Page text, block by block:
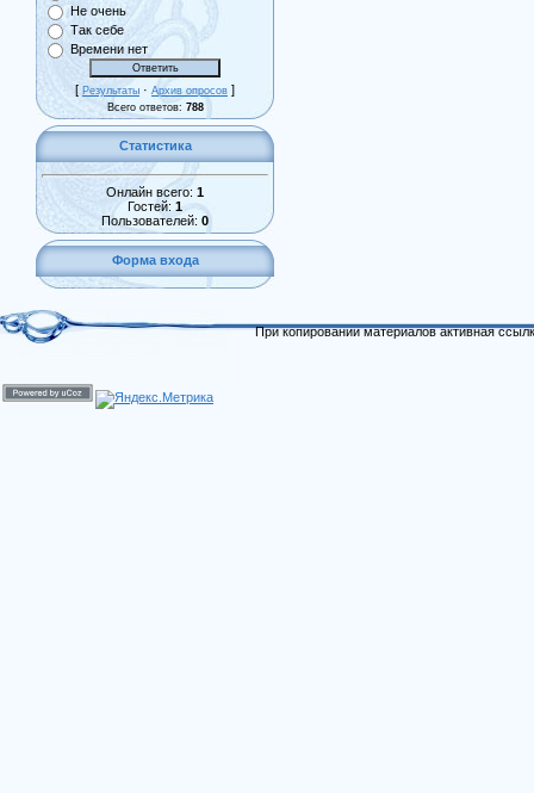
Не очень
Так себе
Времени нет
[ Результаты · Архив опросов ]
Всего ответов: 788
Статистика
Онлайн всего: 1
Гостей: 1
Пользователей: 0
Форма входа
При копировании материалов активная